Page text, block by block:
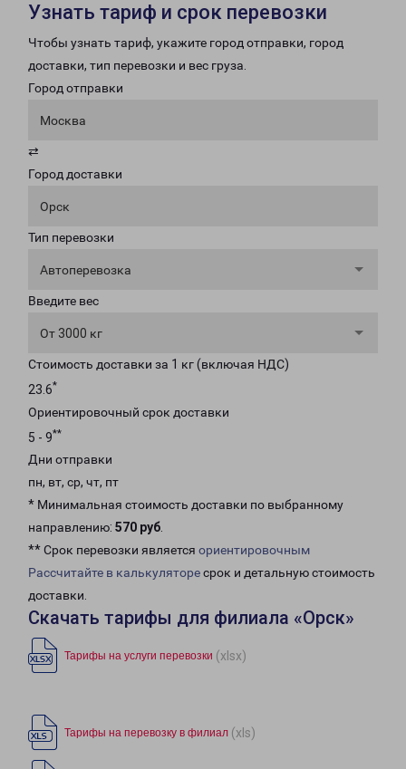
Узнать тариф и срок перевозки
Чтобы узнать тариф, укажите город отправки, город
доставки, тип перевозки и вес груза.
Город отправки
Москва
⇄
Город доставки
Орск
Тип перевозки
Автоперевозка
Введите вес
От 3000 кг
Стоимость доставки за 1 кг (включая НДС)
23.6*
Ориентировочный срок доставки
5 - 9**
Дни отправки
пн, вт, ср, чт, пт
* Минимальная стоимость доставки по выбранному
направлению: 570 руб.
** Срок перевозки является ориентировочным
Рассчитайте в калькуляторесрок и детальную стоимость
доставки.
Скачать тарифы для филиала «Орск»
Тарифы на услуги перевозки (xlsx)
Тарифы на перевозку в филиал (xls)